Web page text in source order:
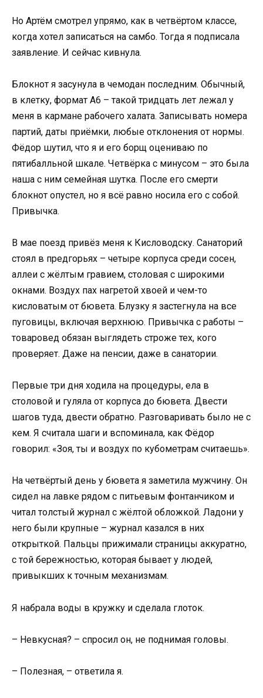
Но Артём смотрел упрямо, как в четвёртом классе,
когда хотел записаться на самбо. Тогда я подписала
заявление. И сейчас кивнула.
Блокнот я засунула в чемодан последним. Обычный,
в клетку, формат А6 – такой тридцать лет лежал у
меня в кармане рабочего халата. Записывать номера
партий, даты приёмки, любые отклонения от нормы.
Фёдор шутил, что я и его борщ оцениваю по
пятибалльной шкале. Четвёрка с минусом – это была
наша с ним семейная шутка. После его смерти
блокнот опустел, но я всё равно носила его с собой.
Привычка.
В мае поезд привёз меня к Кисловодску. Санаторий
стоял в предгорьях – четыре корпуса среди сосен,
аллеи с жёлтым гравием, столовая с широкими
окнами. Воздух пах нагретой хвоей и чем-то
кисловатым от бювета. Блузку я застегнула на все
пуговицы, включая верхнюю. Привычка с работы –
товаровед обязан выглядеть строже тех, кого
проверяет. Даже на пенсии, даже в санатории.
Первые три дня ходила на процедуры, ела в
столовой и гуляла от корпуса до бювета. Двести
шагов туда, двести обратно. Разговаривать было не с
кем. Я считала шаги и вспоминала, как Фёдор
говорил: «Зоя, ты и воздух по кубометрам считаешь».
На четвёртый день у бювета я заметила мужчину. Он
сидел на лавке рядом с питьевым фонтанчиком и
читал толстый журнал с жёлтой обложкой. Ладони у
него были крупные – журнал казался в них
открыткой. Пальцы прижимали страницы аккуратно,
с той бережностью, которая бывает у людей,
привыкших к точным механизмам.
Я набрала воды в кружку и сделала глоток.
– Невкусная? – спросил он, не поднимая головы.
– Полезная, – ответила я.